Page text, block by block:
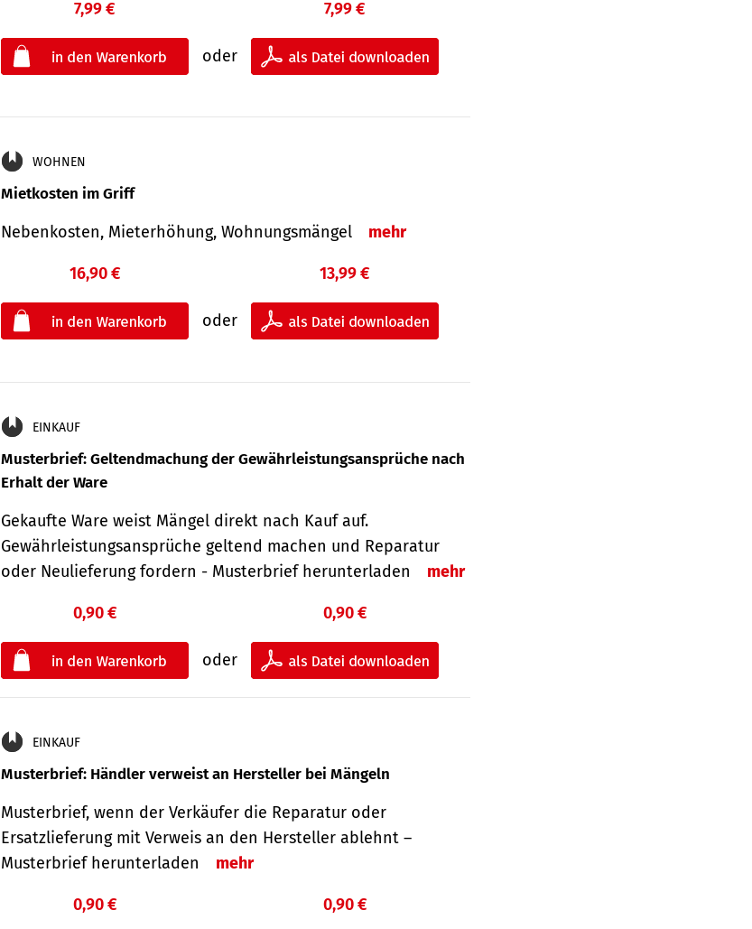
7,99 €
oder
7,99 €
WOHNEN
Mietkosten im Griff
Nebenkosten, Mieterhöhung, Wohnungsmängel mehr
16,90 €
oder
13,99 €
EINKAUF
Musterbrief: Geltendmachung der Gewährleistungsansprüche nach
Erhalt der Ware
Gekaufte Ware weist Mängel direkt nach Kauf auf.
Gewährleistungsansprüche geltend machen und Reparatur
oder Neulieferung fordern - Musterbrief herunterladen
mehr
0,90 €
oder
0,90 €
EINKAUF
Musterbrief: Händler verweist an Hersteller bei Mängeln
Musterbrief, wenn der Verkäufer die Reparatur oder
Ersatzlieferung mit Verweis an den Hersteller ablehnt –
Musterbrief herunterladen
mehr
0,90 € 0,90 €